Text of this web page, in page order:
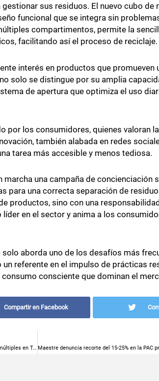
sus residuos. El nuevo cubo de
funcional que se integra sin
compartimentos, permite la
facilitando así el proceso de reciclaje.
interés en productos que promueven
solo se distingue por su amplia
de apertura que optimiza el uso
por los consumidores, quienes valoran
también alabada en redes
tarea más accesible y menos tediosa.
marcha una campaña de concienciación
para una correcta separación de
productos, sino con una
en el sector y anima a los
aborda uno de los desafíos más
referente en el impulso de prácticas
consciente que dominan el
Compartir en Facebook
Hospitalizado un trabajador de 45 años tras sufrir quemaduras múltiples en Toledo